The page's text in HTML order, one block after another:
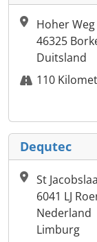
Hoher
46325
Duitsland
110
Dequtec
St
6041 LJ
Nederland
Limburg